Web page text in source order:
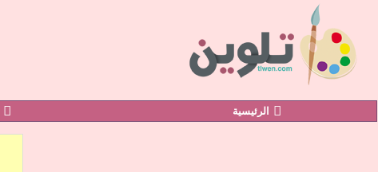
الرئيسية